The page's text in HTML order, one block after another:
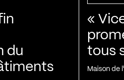
du
«
tous
Maison de